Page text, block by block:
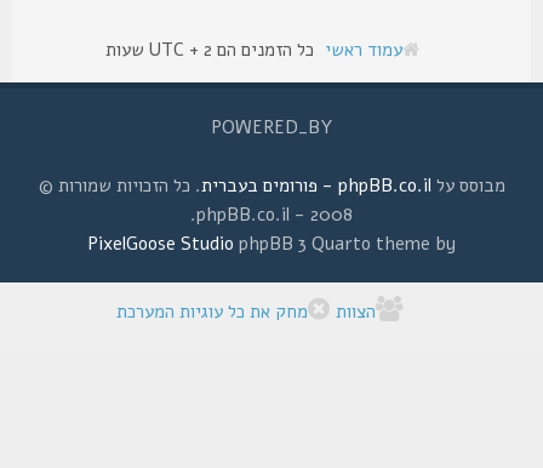
עמוד ראשי כל הזמנים הם UTC + 2 שעות
POWERED_BY
מבוסס עלphpBB.co.il - פורומים בעברית
. כל הזכויות שמורות ©
2008 - phpBB.co.il.
phpBB 3 Quarto theme by
PixelGoose Studio
הצוות מחק את כל עוגיות המערכת